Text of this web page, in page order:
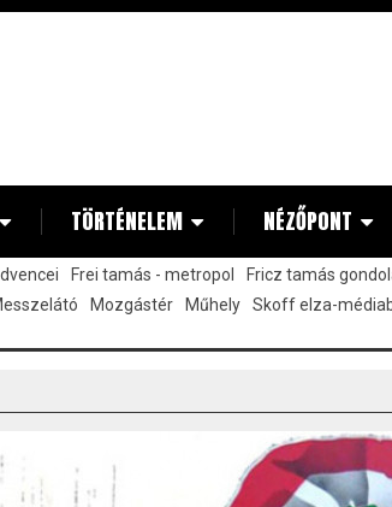
TÖRTÉNELEM NÉZŐPONT
Frei tamás - metropol Fricz tamás
Mozgástér Műhely Skoff elza-